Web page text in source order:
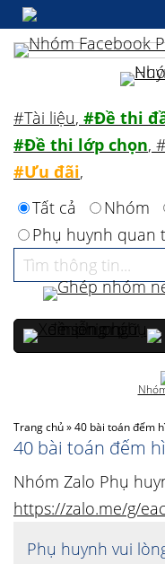
Trang chủ»40 bài toán đếm
40 bài toán đếm
Nhóm Zalo Phụ
https://zalo.me/g/
Phụ huynh vui
#Tài liệu, #Đề thi
#Đề thi lớp chọn,
#Ưu đãi,
Tất cả
Nhóm
Phụ huynh quan